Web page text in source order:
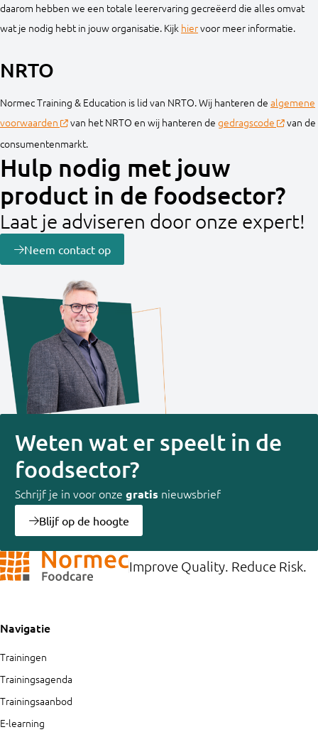
daarom hebben we een totale leerervaring gecreëerd die alles omvat
wat je nodig hebt in jouw organisatie. Kijk hiervoor meer informatie.
NRTO
Normec Training & Education is lid van NRTO. Wij hanteren de algemene
voorwaarden
van het NRTO en wij hanteren de gedragscode
van de
consumentenmarkt.
Hulp nodig met jouw
product in de foodsector?
Laat je adviseren door onze expert!
Neem contact op
Weten wat er speelt in de
foodsector?
Schrijf je in voor onze gratis nieuwsbrief
Blijf op de hoogte
Improve Quality. Reduce Risk.
Navigatie
Trainingen
Trainingsagenda
Trainingsaanbod
E-learning